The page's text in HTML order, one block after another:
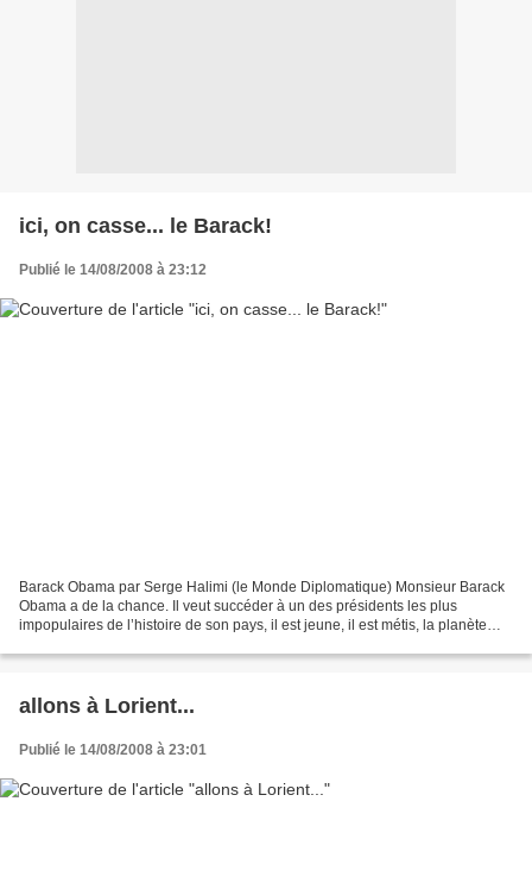
ici, on casse... le Barack!
Publié le 14/08/2008 à 23:12
Barack Obama par Serge Halimi (le Monde Diplomatique) Monsieur Barack
Obama a de la chance. Il veut succéder à un des présidents les plus
impopulaires de l’histoire de son pays, il est jeune, il est métis, la planète
allons à Lorient...
Publié le 14/08/2008 à 23:01